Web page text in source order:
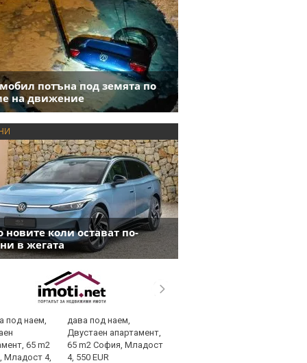
потъна под земята по
на движение
новите коли остават по-
в жегата
дава под наем,
Двустаен апартамент,
65 m2 София, Младост
4, 550 EUR